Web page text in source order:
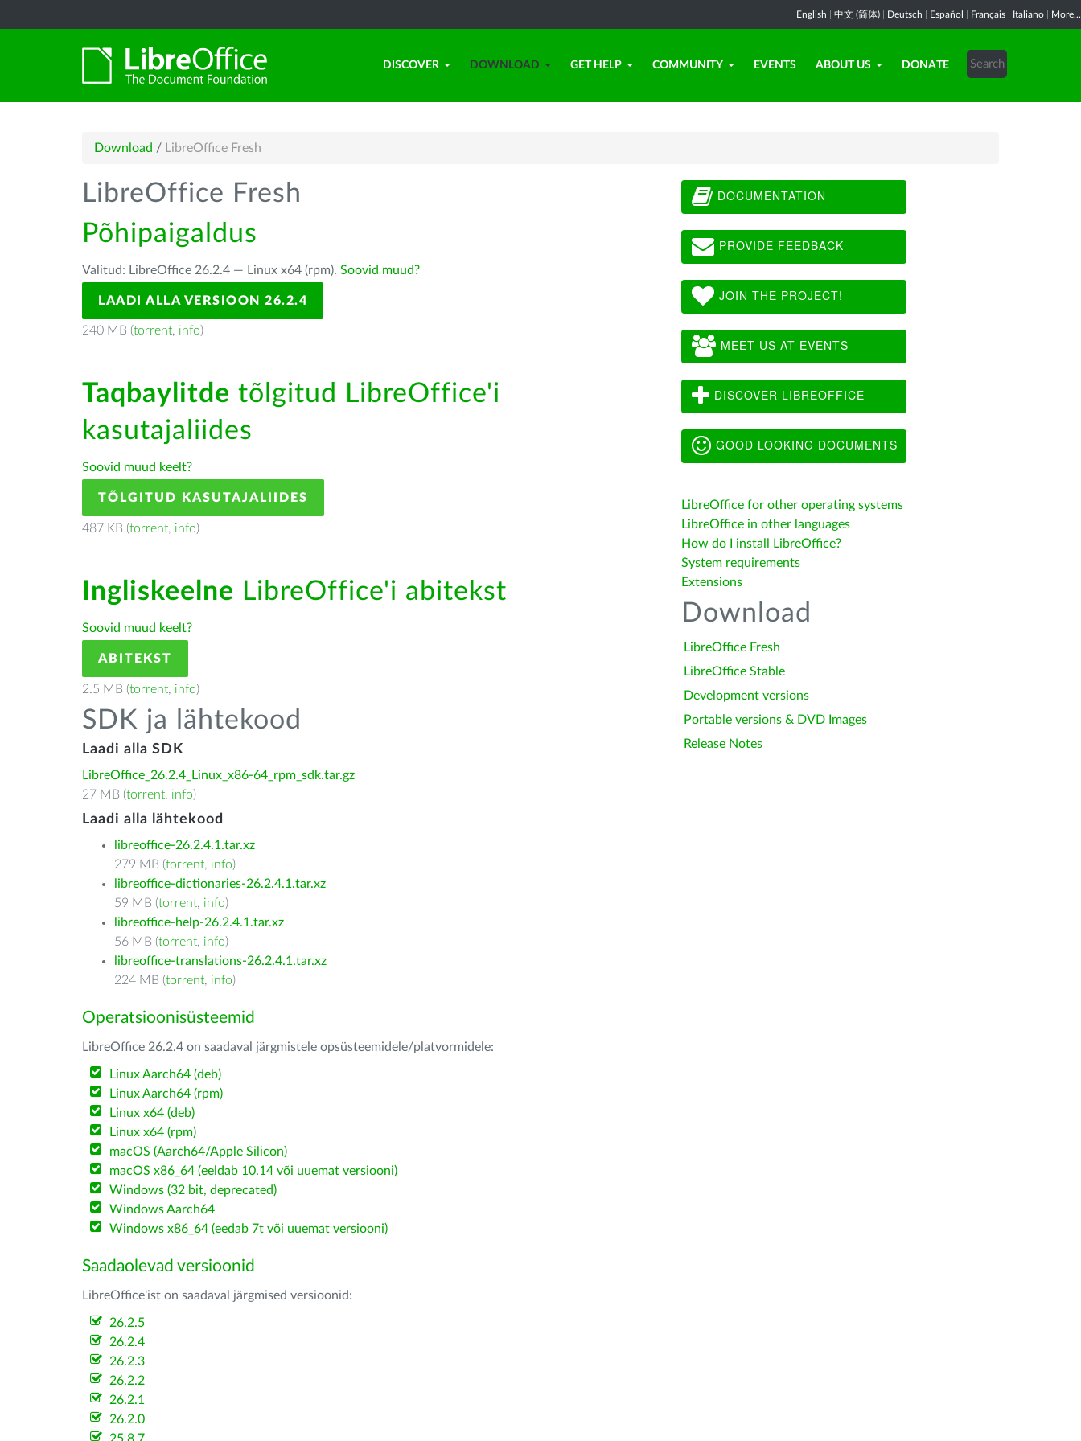
English 中文 (简体) Deutsch Español Français Italiano More...
DISCOVER DOWNLOAD GET HELP COMMUNITY EVENTS ABOUT US DONATE
Download / LibreOffice Fresh
LibreOffice Fresh
Põhipaigaldus
Valitud: LibreOffice 26.2.4 — Linux x64 (rpm). Soovid muud?
LAADI ALLA VERSIOON 26.2.4
240 MB (torrent, info)
Taqbaylitde tõlgitud LibreOffice'i
kasutajaliides
Soovid muud keelt?
TÕLGITUD KASUTAJALIIDES
487 KB (torrent, info)
Ingliskeelne LibreOffice'i abitekst
Soovid muud keelt?
ABITEKST
2.5 MB (torrent, info)
SDK ja lähtekood
Laadi alla SDK
LibreOffice_26.2.4_Linux_x86-64_rpm_sdk.tar.gz
27 MB (torrent, info)
Laadi alla lähtekood
libreoffice-26.2.4.1.tar.xz
279 MB (torrent, info)
libreoffice-dictionaries-26.2.4.1.tar.xz
59 MB (torrent, info)
libreoffice-help-26.2.4.1.tar.xz
56 MB (torrent, info)
libreoffice-translations-26.2.4.1.tar.xz
224 MB (torrent, info)
Operatsioonisüsteemid
LibreOffice 26.2.4 on saadaval järgmistele opsüsteemidele/platvormidele:
Linux Aarch64 (deb)
Linux Aarch64 (rpm)
Linux x64 (deb)
Linux x64 (rpm)
macOS (Aarch64/Apple Silicon)
macOS x86_64 (eeldab 10.14 või uuemat versiooni)
Windows (32 bit, deprecated)
Windows Aarch64
Windows x86_64 (eedab 7t või uuemat versiooni)
Saadaolevad versioonid
LibreOffice'ist on saadaval järgmised versioonid:
26.2.5
26.2.4
26.2.3
26.2.2
26.2.1
26.2.0
DOCUMENTATION
PROVIDE FEEDBACK
JOIN THE PROJECT!
MEET US AT EVENTS
DISCOVER LIBREOFFICE
GOOD LOOKING DOCUMENTS
LibreOffice for other operating systems
LibreOffice in other languages
How do I install LibreOffice?
System requirements
Extensions
Download
LibreOffice Fresh
LibreOffice Stable
Development versions
Portable versions & DVD Images
Release Notes